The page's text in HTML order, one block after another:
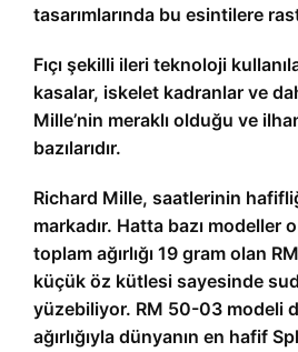
tasarımlarında bu esintilere
Fıçı şekilli ileri teknoloji
kasalar, iskelet kadranlar ve
Mille’nin meraklı olduğu ve
bazılarıdır.
Richard Mille, saatlerinin
markadır. Hatta bazı modeller
toplam ağırlığı 19 gram olan
küçük öz kütlesi sayesinde
yüzebiliyor. RM 50-03 modeli
ağırlığıyla dünyanın en hafif